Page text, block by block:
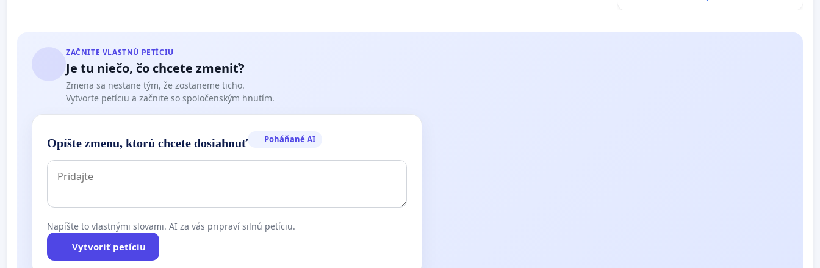
ZAČNITE VLASTNÚ PETÍCIU
Je tu niečo, čo chcete zmeniť?
Zmena sa nestane tým, že zostaneme ticho.
Vytvorte petíciu a začnite so spoločenským hnutím.
Opíšte zmenu, ktorú chcete dosiahnuť Poháňané AI
Napíšte to vlastnými slovami. AI za vás pripraví silnú petíciu.
Vytvoriť petíciu